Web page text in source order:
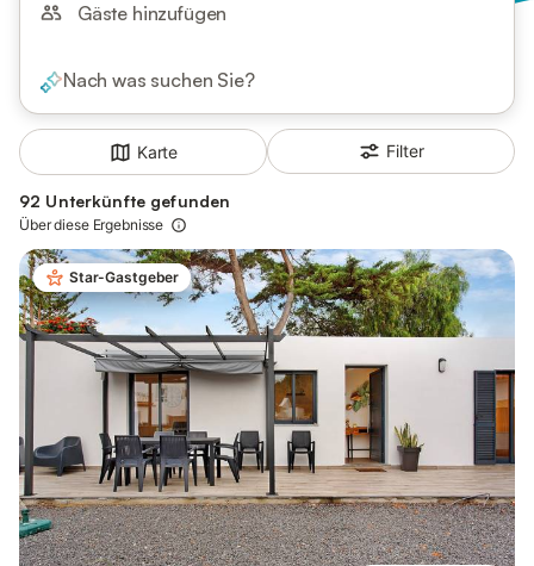
Gäste hinzufügen
Nach was suchen Sie?
Karte Filter
92 Unterkünfte gefunden
Über diese Ergebnisse
Star-Gastgeber